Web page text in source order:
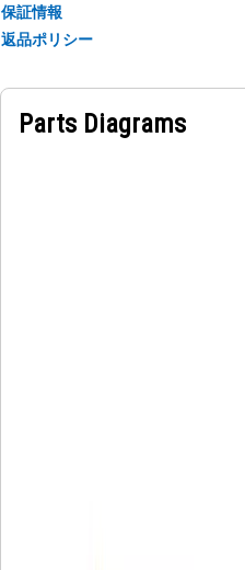
る1つのシステムとして機能す
• さまざまな用途での特別な要
用途:
保証情報
返品ポリシー
Parts Diagrams